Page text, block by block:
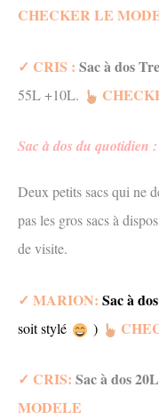
CHECKER LE
✓ CRIS : Sac à dos
55L +10L.
Sac à dos du quotidien :
Deux petits sacs qui ne
pas les gros sacs à
de visite.
✓ MARION: Sac à
soit stylé
)
✓ CRIS: Sac à dos
MODELE